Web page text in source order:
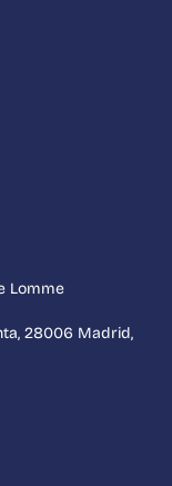
Lomme
28006 Madrid,